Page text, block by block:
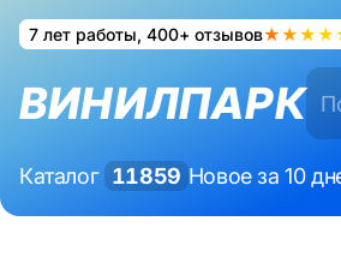
7 лет работы, 400+ отзывов
ВИНИЛПАРК
Каталог 11859 Новое за 10